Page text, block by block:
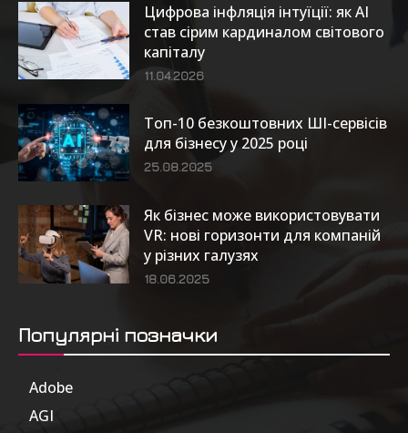
Цифрова інфляція інтуїції: як AI
став сірим кардиналом світового
капіталу
11.04.2026
Топ-10 безкоштовних ШІ-сервісів
для бізнесу у 2025 році
25.08.2025
Як бізнес може використовувати
VR: нові горизонти для компаній
у різних галузях
18.06.2025
Популярні позначки
Adobe
AGI